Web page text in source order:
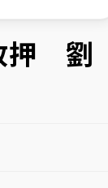
押 劉